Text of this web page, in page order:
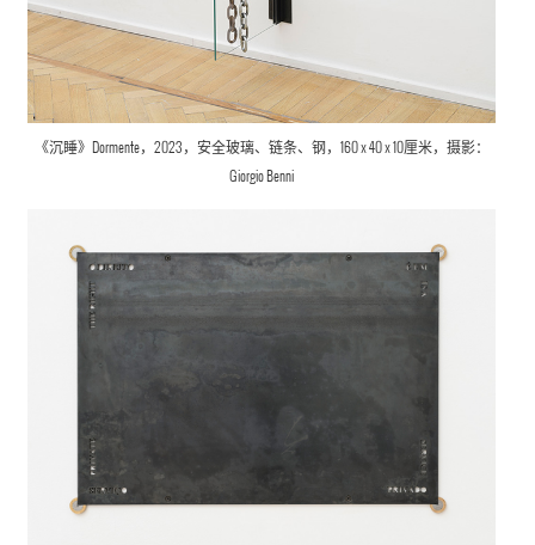
《沉睡》Dormente，2023，安全玻璃、链条、钢，160 x 40 x 10厘米，摄影：
Giorgio Benni